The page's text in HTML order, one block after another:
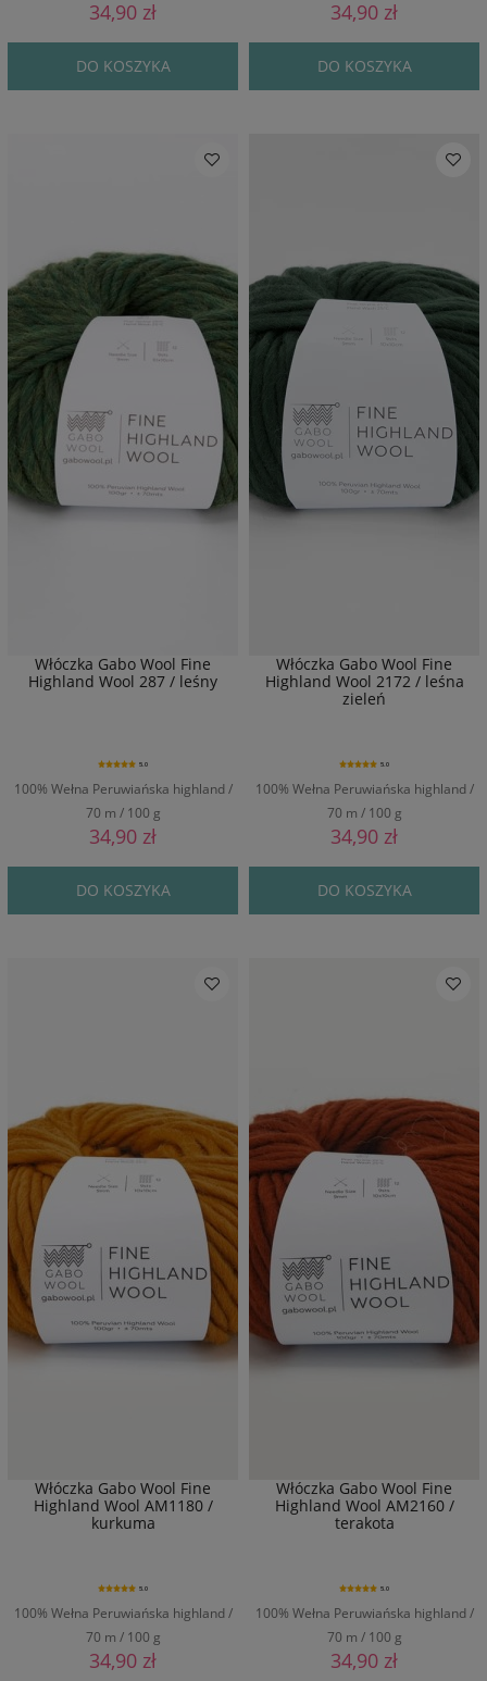
34,90 zł
DO KOSZYKA
34,90 zł
DO KOSZYKA
Włóczka Gabo Wool Fine
Highland Wool 287 / leśny
100% Wełna Peruwiańska highland /
70 m / 100 g
5.0
34,90 zł
DO KOSZYKA
Włóczka Gabo Wool Fine
Highland Wool 2172 / leśna
zieleń
100% Wełna Peruwiańska highland /
70 m / 100 g
5.0
34,90 zł
DO KOSZYKA
Włóczka Gabo Wool Fine
Highland Wool AM1180 /
kurkuma
100% Wełna Peruwiańska highland /
70 m / 100 g
5.0
34,90 zł
Włóczka Gabo Wool Fine
Highland Wool AM2160 /
terakota
100% Wełna Peruwiańska highland /
70 m / 100 g
5.0
34,90 zł